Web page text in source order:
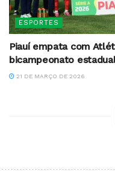
ESPORTES
Piauí empata com
bicampeonato
21 DE MARÇO DE 2026